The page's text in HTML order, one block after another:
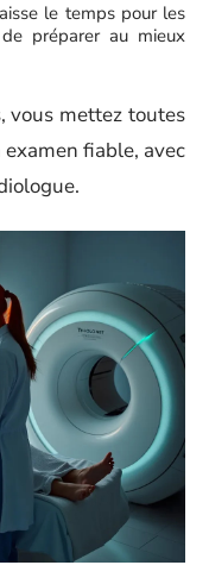
le temps pour les
préparer au mieux
vous mettez toutes
fiable, avec